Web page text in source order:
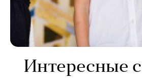
Интересные